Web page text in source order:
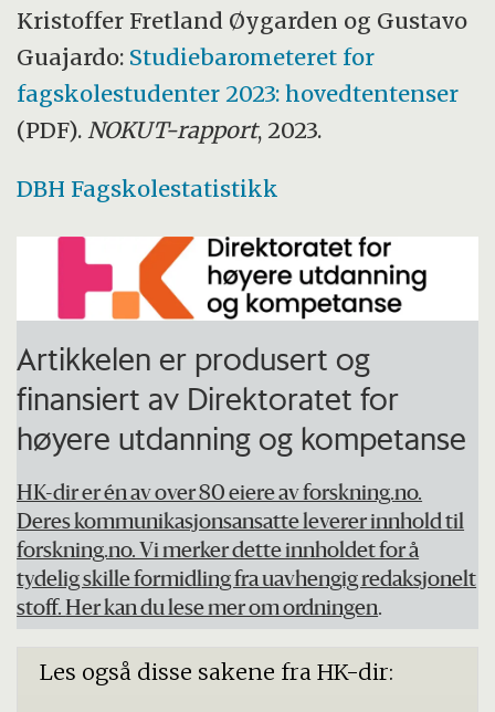
Kristoffer Fretland Øygarden og Gustavo
Guajardo: Studiebarometeret for
fagskolestudenter 2023: hovedtentenser
(PDF).NOKUT-rapport, 2023.
DBH Fagskolestatistikk
Artikkelen er produsert og
finansiert av Direktoratet for
høyere utdanning og kompetanse
HK-dir er én av over 80 eiere av forskning.no.
Deres kommunikasjonsansatte leverer innhold til
forskning.no. Vi merker dette innholdet for å
tydelig skille formidling fra uavhengig redaksjonelt
stoff.Her kan du lese mer om ordningen.
Les også disse sakene fra HK-dir: